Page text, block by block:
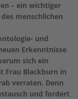
– ein wichtiger
menschlichen
und
Erkenntnisse
sich ein
Frau Blackburn in
verraten. Denn
und fordert